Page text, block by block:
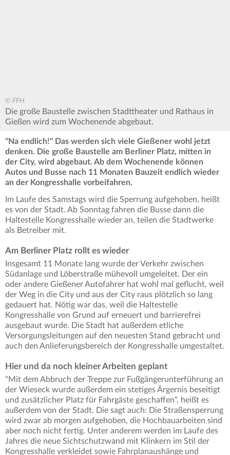
© FFH
Die große Baustelle zwischen Stadttheater und Rathaus in
Gießen wird zum Wochenende abgebaut.
"Na endlich!" Das werden sich viele Gießener wohl jetzt
denken. Die große Baustelle am Berliner Platz, mitten in
der City, wird abgebaut. Ab dem Wochenende können
Autos und Busse nach 11 Monaten Bauzeit endlich wieder
an der Kongresshalle vorbeifahren.
Im Laufe des Samstags wird die Sperrung aufgehoben, heißt
es von der Stadt. Ab Sonntag fahren die Busse dann die
Haltestelle Kongresshalle wieder an, teilen die Stadtwerke
als Betreiber mit.
Am Berliner Platz rollt es wieder
Insgesamt 11 Monate lang wurde der Verkehr zwischen
Südanlage und Löberstraße mühevoll umgeleitet. Der ein
oder andere Gießener Autofahrer hat wohl mal geflucht, weil
der Weg in die City und aus der City raus plötzlich so lang
gedauert hat. Nötig war das, weil die Haltestelle
Kongresshalle von Grund auf erneuert und barrierefrei
ausgebaut wurde. Die Stadt hat außerdem etliche
Versorgungsleitungen auf den neuesten Stand gebracht und
auch den Anlieferungsbereich der Kongresshalle umgestaltet.
Hier und da noch kleiner Arbeiten geplant
"Mit dem Abbruch der Treppe zur Fußgängerunterführung an
der Wieseck wurde außerdem ein stetiges Ärgernis beseitigt
und zusätzlicher Platz für Fahrgäste geschaffen", heißt es
außerdem von der Stadt. Die sagt auch: Die Straßensperrung
wird zwar ab morgen aufgehoben, die Hochbauarbeiten sind
aber noch nicht fertig. Unter anderem werden im Laufe des
Jahres die neue Sichtschutzwand mit Klinkern im Stil der
Kongresshalle verkleidet sowie Fahrplanaushänge und